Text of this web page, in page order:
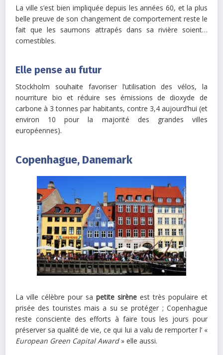
La ville s’est bien impliquée depuis les années 60, et la plus
belle preuve de son changement de comportement reste le
fait que les saumons attrapés dans sa rivière soient…
comestibles.
Elle pense au futur
Stockholm souhaite favoriser l’utilisation des vélos, la
nourriture bio et réduire ses émissions de dioxyde de
carbone à 3 tonnes par habitants, contre 3,4 aujourd’hui (et
environ 10 pour la majorité des grandes villes
européennes).
Copenhague, Danemark
La ville célèbre pour sa petite sirèneest très populaire et
prisée des touristes mais a su se protéger ; Copenhague
reste consciente des efforts à faire tous les jours pour
préserver sa qualité de vie, ce qui lui a valu de remporter l’ «
European Green Capital Award» elle aussi.